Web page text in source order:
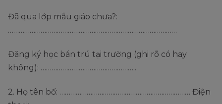
Đã qua lớp mẫu giáo chưa?:
…………………………………………………………………………………
Đăng ký học bán trú tại trường (ghi rõ có hay
không): ……………………………………………..
2. Họ tên bố: ……………………………………………………………… Điện